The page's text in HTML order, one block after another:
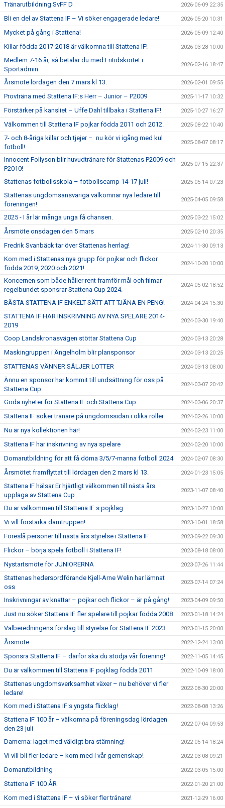
Tränarutbildning SvFF D 2026-06-09 22:35
Bli en del av Stattena IF – Vi söker engagerade ledare! 2026-05-20 10:31
Mycket på gång i Stattena! 2026-05-09 12:40
Killar födda 2017-2018 är välkomna till Stattena IF! 2026-03-28 10:00
Medlem 7-16 år, så betalar du med Fritidskortet i
Sportadmin
2026-02-16 18:47
Årsmöte lördagen den 7 mars kl 13. 2026-02-01 09:55
Provträna med Stattena IF:s Herr – Junior – P2009 2025-11-17 10:32
Förstärker på kansliet – Uffe Dahl tillbaka i Stattena IF! 2025-10-27 16:27
Välkommen till Stattena IF pojkar födda 2011 och 2012. 2025-08-22 10:40
7- och 8-åriga killar och tjejer – nu kör vi igång med kul
fotboll!
2025-08-07 08:17
Innocent Follyson blir huvudtränare för Stattenas P2009 och
P2010!
2025-07-15 22:37
Stattenas fotbollsskola – fotbollscamp 14-17 juli! 2025-05-14 07:23
Stattenas ungdomsansvariga välkomnar nya ledare till
föreningen!
2025-04-05 09:58
2025 - I år lär många unga få chansen. 2025-03-22 15:02
Årsmöte onsdagen den 5 mars 2025-02-10 20:35
Fredrik Svanbäck tar över Stattenas herrlag! 2024-11-30 09:13
Kom med i Stattenas nya grupp för pojkar och flickor
födda 2019, 2020 och 2021!
2024-10-20 10:00
Koncernen som både håller rent framför mål och filmar
regelbundet sponsrar Stattena Cup 2024.
2024-05-02 18:52
BÄSTA STATTENA IF ENKELT SÄTT ATT TJÄNA EN PENG! 2024-04-24 15:30
STATTENA IF HAR INSKRIVNING AV NYA SPELARE 2014-
2019
2024-03-30 19:40
Coop Landskronasvägen stöttar Stattena Cup 2024-03-13 20:28
Maskingruppen i Ängelholm blir plansponsor 2024-03-13 20:25
STATTENAS VÄNNER SÄLJER LOTTER 2024-03-13 08:00
Ännu en sponsor har kommit till undsättning för oss på
Stattena Cup
2024-03-07 20:42
Goda nyheter för Stattena IF och Stattena Cup 2024-03-06 20:37
Stattena IF söker tränare på ungdomssidan i olika roller 2024-02-26 10:00
Nu är nya kollektionen här! 2024-02-23 11:00
Stattena IF har inskrivning av nya spelare 2024-02-20 10:00
Domarutbildning för att få döma 3/5/7-manna fotboll 2024 2024-02-07 08:30
Årsmötet framflyttat till lördagen den 2 mars kl 13. 2024-01-23 15:05
Stattena IF hälsar Er hjärtligt välkommen till nästa års
upplaga av Stattena Cup
2023-11-07 08:40
Du är välkommen till Stattena IF:s pojklag 2023-10-27 10:00
Vi vill förstärka damtruppen! 2023-10-01 18:58
Föreslå personer till nästa års styrelse i Stattena IF 2023-09-22 09:30
Flickor – börja spela fotboll i Stattena IF! 2023-08-18 08:00
Nystartsmöte för JUNIORERNA 2023-07-26 11:44
Stattenas hedersordförande Kjell-Arne Welin har lämnat
oss
2023-07-14 07:24
Inskrivningar av knattar – pojkar och flickor – är på gång! 2023-04-09 09:50
Just nu söker Stattena IF fler spelare till pojkar födda 2008 2023-01-18 14:24
Valberedningens förslag till styrelse för Stattena IF 2023 2023-01-15 20:00
Årsmöte 2022-12-24 13:00
Sponsra Stattena IF – därför ska du stödja vår förening! 2022-11-05 14:45
Du är välkommen till Stattena IF pojklag födda 2011 2022-10-09 18:00
Stattenas ungdomsverksamhet växer – nu behöver vi fler
ledare!
2022-08-30 20:00
Kom med i Stattena IF:s yngsta flicklag! 2022-08-08 13:26
Stattena IF 100 år – välkomna på föreningsdag lördagen
den 23 juli
2022-07-04 09:53
Damerna: laget med väldigt bra stämning! 2022-05-14 18:24
Vi vill bli fler ledare – kom med i vår gemenskap! 2022-03-08 09:21
Domarutbildning 2022-03-05 15:00
Stattena IF 100 ÅR 2022-01-20 21:00
Kom med i Stattena IF – vi söker fler tränare! 2021-12-29 16:00